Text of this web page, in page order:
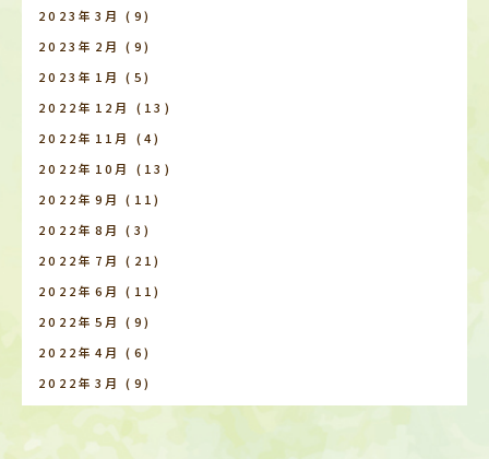
2023年3月 (9)
2023年2月 (9)
2023年1月 (5)
2022年12月
(13)
2022年11月
(4)
2022年10月
(13)
2022年9月 (11)
2022年8月 (3)
2022年7月 (21)
2022年6月 (11)
2022年5月 (9)
2022年4月 (6)
2022年3月 (9)